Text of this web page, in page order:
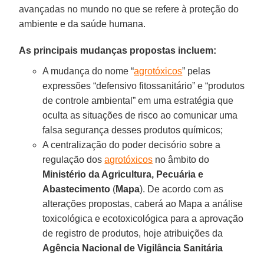
avançadas no mundo no que se refere à proteção do
ambiente e da saúde humana.
As principais mudanças propostas incluem:
A mudança do nome “agrotóxicos” pelas
expressões “defensivo fitossanitário” e “produtos
de controle ambiental” em uma estratégia que
oculta as situações de risco ao comunicar uma
falsa segurança desses produtos químicos;
A centralização do poder decisório sobre a
regulação dosagrotóxicos no âmbito do
Ministério da Agricultura, Pecuária e
Abastecimento (Mapa). De acordo com as
alterações propostas, caberá ao Mapa a análise
toxicológica e ecotoxicológica para a aprovação
de registro de produtos, hoje atribuições da
Agência Nacional de Vigilância Sanitária